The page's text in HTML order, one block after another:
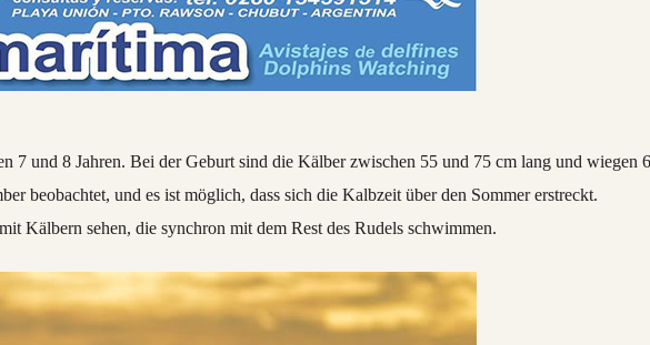
7 und 8 Jahren. Bei der Geburt sind die Kälber zwischen 55 und 75 cm lang und wiegen
beobachtet, und es ist möglich, dass sich die Kalbzeit über den Sommer erstreckt.
Kälbern sehen, die synchron mit dem Rest des Rudels schwimmen.